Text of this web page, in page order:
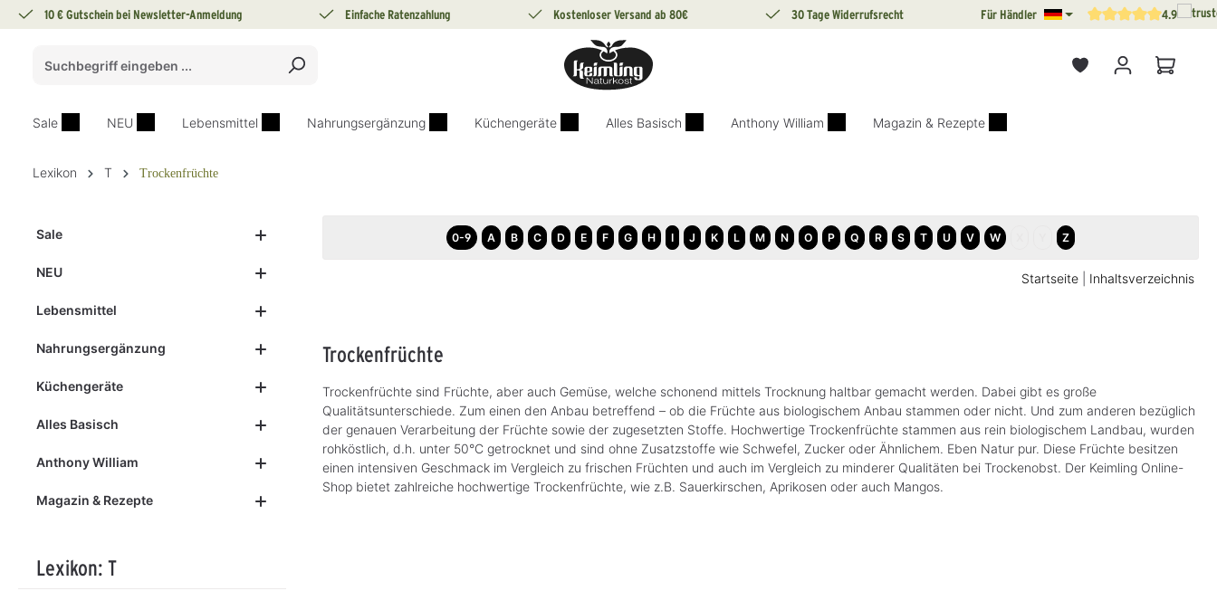
Zur Hauptnavigation springen
10 € Gutschein bei Newsletter-Anmeldung Einfache Ratenzahlung Kostenloser Versand ab 80€ 30 Tage Widerrufsrecht Für Händler Durchschnittliche4.9
Sale NEU Lebensmittel Nahrungsergänzung Küchengeräte Alles Basisch Anthony William Magazin & Rezepte
Lexikon T Trockenfrüchte
Sale
NEU
Lebensmittel
Nahrungsergänzung
Küchengeräte
Alles Basisch
Anthony William
Magazin & Rezepte
Lexikon: T
0-9 A B C D E F G H I J K L M N O P Q R S T U V W Z
Startseite Inhaltsverzeichnis
Trockenfrüchte
Trockenfrüchte sind Früchte, aber auch Gemüse, welche schonend mittels Trocknung haltbar gemacht werden. Dabei gibt es große
Qualitätsunterschiede. Zum einen den Anbau betreffend – ob die Früchte aus biologischem Anbau stammen oder nicht. Und zum anderen bezüglich
der genauen Verarbeitung der Früchte sowie der zugesetzten Stoffe. Hochwertige Trockenfrüchte stammen aus rein biologischem Landbau, wurden
rohköstlich, d.h. unter 50°C getrocknet und sind ohne Zusatzstoffe wie Schwefel, Zucker oder Ähnlichem. Eben Natur pur. Diese Früchte besitzen
einen intensiven Geschmack im Vergleich zu frischen Früchten und auch im Vergleich zu minderer Qualitäten bei Trockenobst. Der Keimling Online-
Shop bietet zahlreiche hochwertige Trockenfrüchte, wie z.B. Sauerkirschen, Aprikosen oder auch Mangos.